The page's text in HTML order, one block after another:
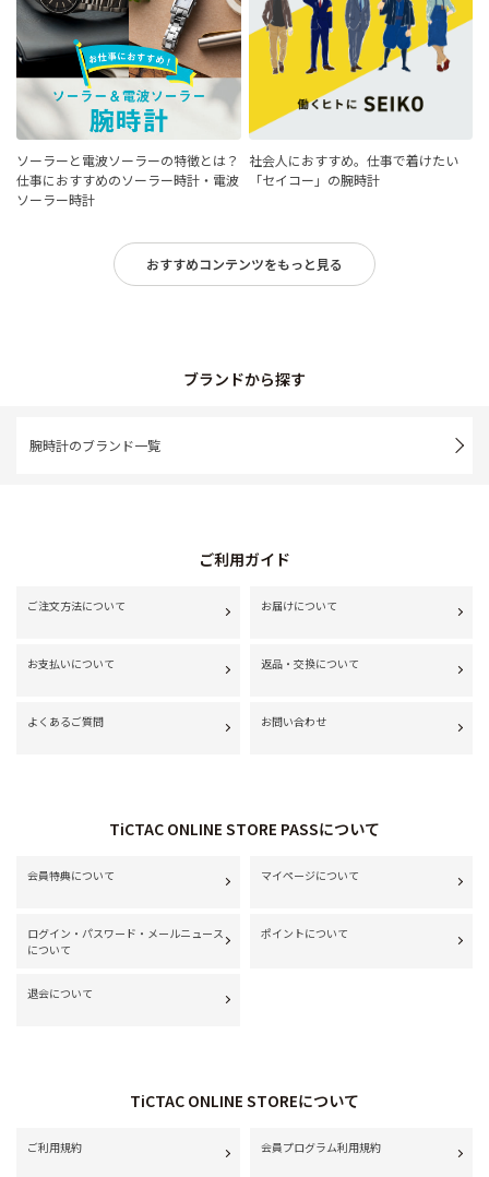
ソーラーと電波ソーラーの特徴とは？
仕事におすすめのソーラー時計・電波
ソーラー時計
社会人におすすめ。仕事で着けたい
「セイコー」の腕時計
おすすめコンテンツをもっと見る
ブランドから探す
腕時計のブランド一覧
ご利用ガイド
ご注文方法について お届けについて
お支払いについて 返品・交換について
よくあるご質問 お問い合わせ
TiCTAC ONLINE STORE PASSについて
会員特典について マイページについて
ログイン・パスワード・メールニュース
について
ポイントについて
退会について
TiCTAC ONLINE STOREについて
ご利用規約 会員プログラム利用規約